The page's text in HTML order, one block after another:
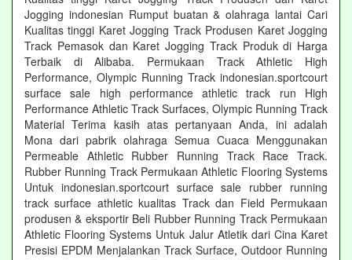
Jogging indonesian Rumput buatan & olahraga lantai Cari
Kualitas tinggi Karet Jogging Track Produsen Karet Jogging
Track Pemasok dan Karet Jogging Track Produk di Harga
Terbaik di Alibaba. Permukaan Track Athletic High
Performance, Olympic Running Track indonesian.sportcourt
surface sale high performance athletic track run High
Performance Athletic Track Surfaces, Olympic Running Track
Material Terima kasih atas pertanyaan Anda, ini adalah
Mona dari pabrik olahraga Semua Cuaca Menggunakan
Permeable Athletic Rubber Running Track Race Track.
Rubber Running Track Permukaan Athletic Flooring Systems
Untuk indonesian.sportcourt surface sale rubber running
track surface athletic kualitas Track dan Field Permukaan
produsen & eksportir Beli Rubber Running Track Permukaan
Athletic Flooring Systems Untuk Jalur Atletik dari Cina Karet
Presisi EPDM Menjalankan Track Surface, Outdoor Running